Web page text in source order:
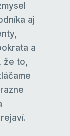
aj
a
že to,